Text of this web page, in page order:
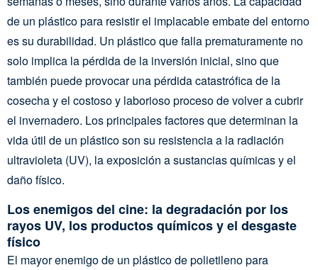
de un plástico para resistir el implacable embate del entorno
es su durabilidad. Un plástico que falla prematuramente no
solo implica la pérdida de la inversión inicial, sino que
también puede provocar una pérdida catastrófica de la
cosecha y el costoso y laborioso proceso de volver a cubrir
el invernadero. Los principales factores que determinan la
vida útil de un plástico son su resistencia a la radiación
ultravioleta (UV), la exposición a sustancias químicas y el
daño físico.
Los enemigos del cine: la degradación por los
rayos UV, los productos químicos y el desgaste
físico
El mayor enemigo de un plástico de polietileno para